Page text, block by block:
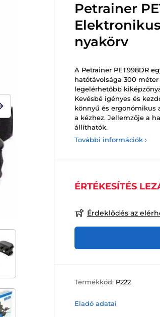
Petrainer
nyakörv
A Petrainer PET998DR
hatótávolsága 300
legelérhetőbb
Kevésbé igényes és
könnyű és ergonómikus
a kézhez. Jellemzője a
állíthatók.
További információk ›
ÉRTÉKESÍTÉS
Érdeklődés az
Termékkód: P222
Eladó adatai